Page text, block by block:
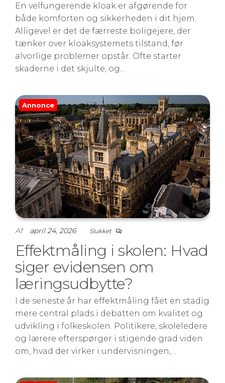
En velfungerende kloak er afgørende for
både komforten og sikkerheden i dit hjem.
Alligevel er det de færreste boligejere, der
tænker over kloaksystemets tilstand, før
alvorlige problemer opstår. Ofte starter
skaderne i det skjulte, og…
Annonce
Af april 24, 2026 Slukket
Effektmåling i skolen: Hvad
siger evidensen om
læringsudbytte?
I de seneste år har effektmåling fået en stadig
mere central plads i debatten om kvalitet og
udvikling i folkeskolen. Politikere, skoleledere
og lærere efterspørger i stigende grad viden
om, hvad der virker i undervisningen,…